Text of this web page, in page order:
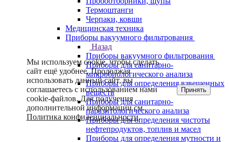
Термоштанги
Черпаки, ковши
Медицинская техника
Приборы вакуумного фильтрования
Назад
Приборы вакуумного фильтрования
Приборы для санитарно-
микробиологического анализа
Приборы для определения взвешенных
веществ
Приборы для санитарно-
паразитологического анализа
Приборы для определения чистоты
нефтепродуктов, топлив и масел
Приборы для определения мутности и
Мы используем cookie, чтобы сделать
сайт ещё удобнее. Продолжая
использовать данный сайт, вы
соглашаетесь с использованием нами
cookie-файлов. Для получения
дополнительной информации см.
Политика конфиденциальности.
Принять